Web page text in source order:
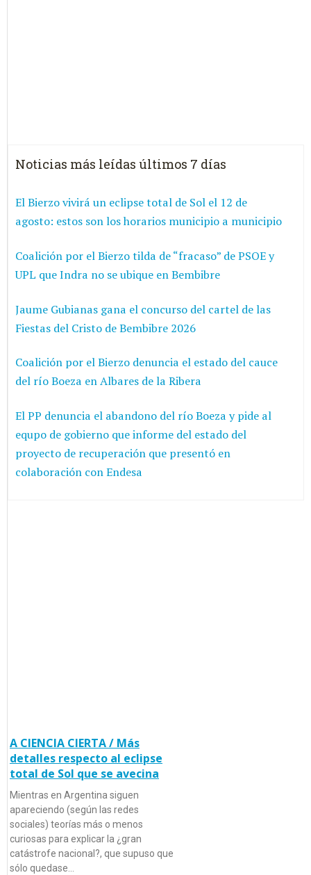
Noticias más leídas últimos 7 días
El Bierzo vivirá un eclipse total de Sol el 12 de
agosto: estos son los horarios municipio a municipio
Coalición por el Bierzo tilda de “fracaso” de PSOE y
UPL que Indra no se ubique en Bembibre
Jaume Gubianas gana el concurso del cartel de las
Fiestas del Cristo de Bembibre 2026
Coalición por el Bierzo denuncia el estado del cauce
del río Boeza en Albares de la Ribera
El PP denuncia el abandono del río Boeza y pide al
equpo de gobierno que informe del estado del
proyecto de recuperación que presentó en
colaboración con Endesa
A CIENCIA CIERTA / Más
detalles respecto al eclipse
total de Sol que se avecina
Mientras en Argentina siguen
apareciendo (según las redes
sociales) teorías más o menos
curiosas para explicar la ¿gran
catástrofe nacional?, que supuso que
sólo quedase…